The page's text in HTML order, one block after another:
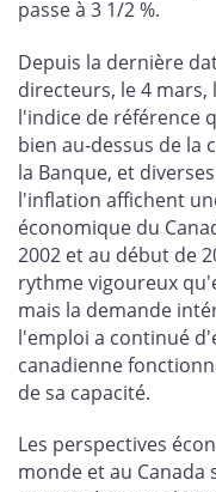
passe à 3 1/2 %.
Depuis la dernière
directeurs, le 4
l'indice de référence
bien au-dessus de la
la Banque, et
l'inflation affichent
économique du
2002 et au début de
rythme vigoureux
mais la demande
l'emploi a continué
canadienne
de sa capacité.
Les perspectives
monde et au